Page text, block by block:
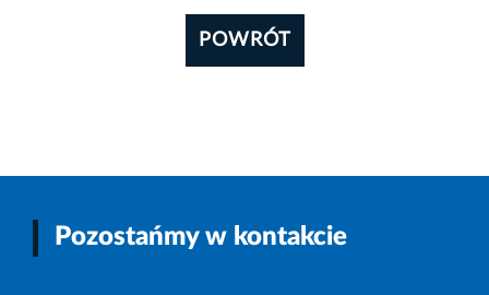
POWRÓT
Pozostańmy w kontakcie